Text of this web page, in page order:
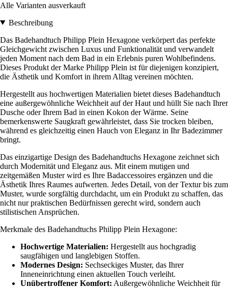
Alle Varianten ausverkauft
Beschreibung
Das Badehandtuch Philipp Plein Hexagone verkörpert das perfekte
Gleichgewicht zwischen Luxus und Funktionalität und verwandelt
jeden Moment nach dem Bad in ein Erlebnis puren Wohlbefindens.
Dieses Produkt der Marke Philipp Plein ist für diejenigen konzipiert,
die Ästhetik und Komfort in ihrem Alltag vereinen möchten.
Hergestellt aus hochwertigen Materialien bietet dieses Badehandtuch
eine außergewöhnliche Weichheit auf der Haut und hüllt Sie nach Ihrer
Dusche oder Ihrem Bad in einen Kokon der Wärme. Seine
bemerkenswerte Saugkraft gewährleistet, dass Sie trocken bleiben,
während es gleichzeitig einen Hauch von Eleganz in Ihr Badezimmer
bringt.
Das einzigartige Design des Badehandtuchs Hexagone zeichnet sich
durch Modernität und Eleganz aus. Mit einem mutigen und
zeitgemäßen Muster wird es Ihre Badaccessoires ergänzen und die
Ästhetik Ihres Raumes aufwerten. Jedes Detail, von der Textur bis zum
Muster, wurde sorgfältig durchdacht, um ein Produkt zu schaffen, das
nicht nur praktischen Bedürfnissen gerecht wird, sondern auch
stilistischen Ansprüchen.
Merkmale des Badehandtuchs Philipp Plein Hexagone:
Hochwertige Materialien: Hergestellt aus hochgradig
saugfähigen und langlebigen Stoffen.
Modernes Design: Sechseckiges Muster, das Ihrer
Inneneinrichtung einen aktuellen Touch verleiht.
Unübertroffener Komfort: Außergewöhnliche Weichheit für